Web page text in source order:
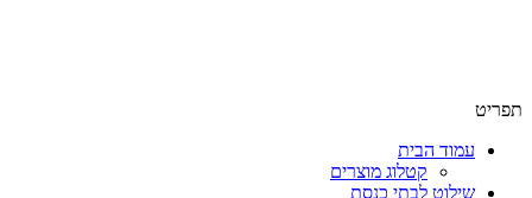
תפריט
עמוד הבית
קטלוג מוצרים
שילוט לבתי כנסת